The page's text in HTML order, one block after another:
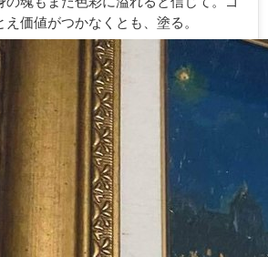
価値がつかなくとも、塗る。